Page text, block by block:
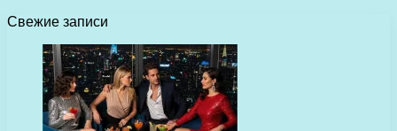
Свежие записи